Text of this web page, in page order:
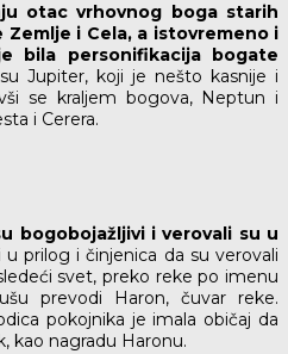
otac vrhovnog boga starih
Zemlje i Cela, a istovremeno i
bila personifikacija bogate
Jupiter, koji je nešto kasnije i
se kraljem bogova, Neptun i
i Cerera.
bogobojažljivi i verovali su u
prilog i činjenica da su verovali
svet, preko reke po imenu
prevodi Haron, čuvar reke.
pokojnika je imala običaj da
kao nagradu Haronu.